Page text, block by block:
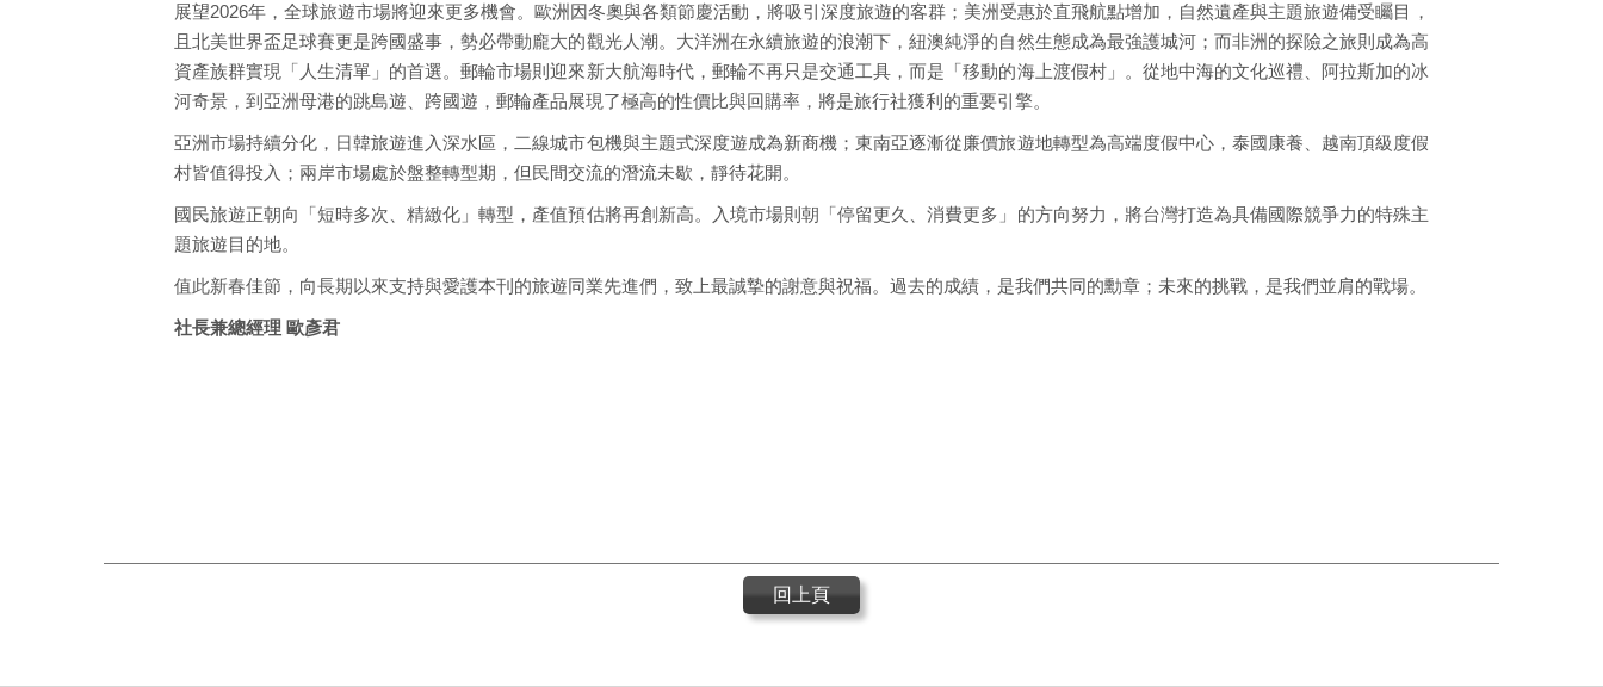
展望2026年，全球旅遊市場將迎來更多機會。歐洲因冬奧與各類節慶活動，將吸引深度旅遊的客群；美洲受惠於直飛航點增加，自然遺產與主題旅遊備受矚目，
且北美世界盃足球賽更是跨國盛事，勢必帶動龐大的觀光人潮。大洋洲在永續旅遊的浪潮下，紐澳純淨的自然生態成為最強護城河；而非洲的探險之旅則成為高
資產族群實現「人生清單」的首選。郵輪市場則迎來新大航海時代，郵輪不再只是交通工具，而是「移動的海上渡假村」。從地中海的文化巡禮、阿拉斯加的冰
河奇景，到亞洲母港的跳島遊、跨國遊，郵輪產品展現了極高的性價比與回購率，將是旅行社獲利的重要引擎。
亞洲市場持續分化，日韓旅遊進入深水區，二線城市包機與主題式深度遊成為新商機；東南亞逐漸從廉價旅遊地轉型為高端度假中心，泰國康養、越南頂級度假
村皆值得投入；兩岸市場處於盤整轉型期，但民間交流的潛流未歇，靜待花開。
國民旅遊正朝向「短時多次、精緻化」轉型，產值預估將再創新高。入境市場則朝「停留更久、消費更多」的方向努力，將台灣打造為具備國際競爭力的特殊主
題旅遊目的地。
值此新春佳節，向長期以來支持與愛護本刊的旅遊同業先進們，致上最誠摯的謝意與祝福。過去的成績，是我們共同的勳章；未來的挑戰，是我們並肩的戰場。
社長兼總經理 歐彥君
回上頁